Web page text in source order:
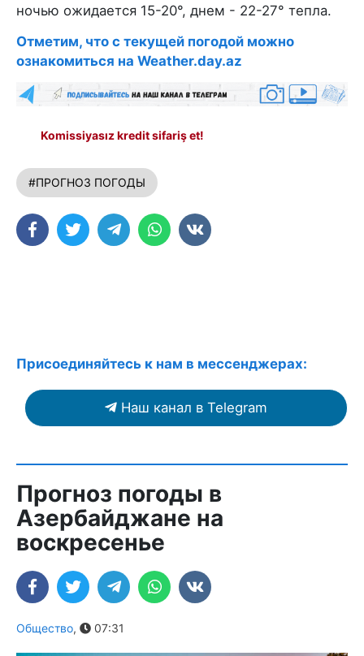
ночью ожидается 15-20°, днем - 22-27° тепла.
Отметим, что с текущей погодой можно
ознакомиться на Weather.day.az
Komissiyasız kredit sifariş et!
#ПРОГНОЗ ПОГОДЫ
Присоединяйтесь к нам в мессенджерах:
Наш канал в Telegram
Прогноз погоды в
Азербайджане на
воскресенье
Общество, 07:31